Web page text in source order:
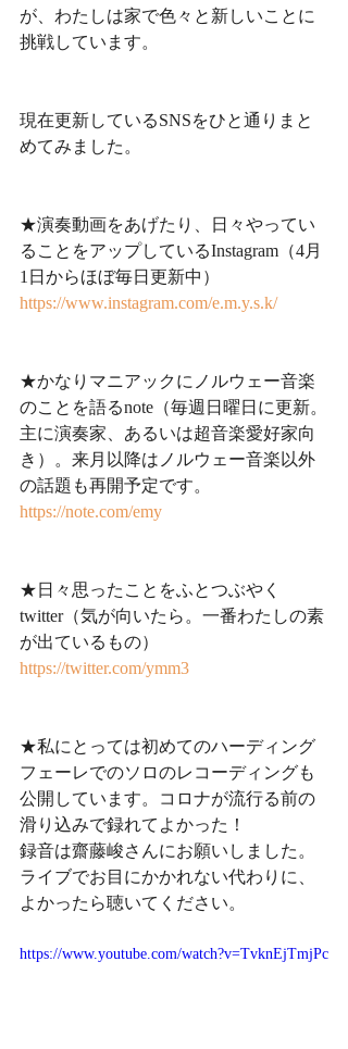
が、わたしは家で色々と新しいことに
挑戦しています。
現在更新しているSNSをひと通りまと
めてみました。
★演奏動画をあげたり、日々やってい
ることをアップしているInstagram（4月
1日からほぼ毎日更新中）
https://www.instagram.com/e.m.y.s.k/
★かなりマニアックにノルウェー音楽
のことを語るnote（毎週日曜日に更新。
主に演奏家、あるいは超音楽愛好家向
き）。来月以降はノルウェー音楽以外
の話題も再開予定です。
https://note.com/emy
★日々思ったことをふとつぶやく
twitter（気が向いたら。一番わたしの素
が出ているもの）
https://twitter.com/ymm3
★私にとっては初めてのハーディング
フェーレでのソロのレコーディングも
公開しています。コロナが流行る前の
滑り込みで録れてよかった！
録音は齋藤峻さんにお願いしました。
ライブでお目にかかれない代わりに、
よかったら聴いてください。
https://www.youtube.com/watch?v=TvknEjTmjPc